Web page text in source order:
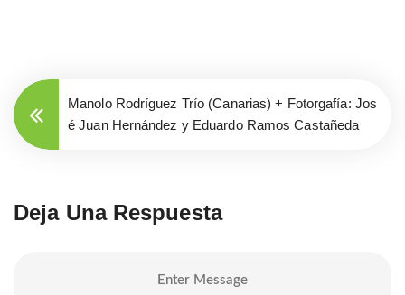
Manolo Rodríguez Trío (Canarias) + Fotorgafía: Jos
é Juan Hernández y Eduardo Ramos Castañeda
Deja Una Respuesta